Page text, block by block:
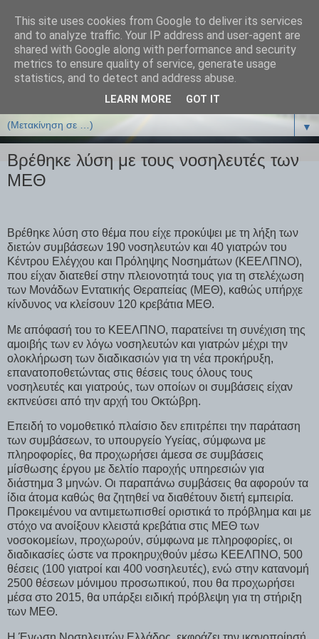
ΒΙΟΛΟΓΙΑonline.gr
Online Μαθήματα Βιολογίας
▼
Βρέθηκε λύση με τους νοσηλευτές των
ΜΕΘ
Βρέθηκε λύση στο θέμα που είχε προκύψει με τη λήξη των
διετών συμβάσεων 190 νοσηλευτών και 40 γιατρών του
Κέντρου Ελέγχου και Πρόληψης Νοσημάτων (ΚΕΕΛΠΝΟ),
που είχαν διατεθεί στην πλειονοτητά τους για τη στελέχωση
των Μονάδων Εντατικής Θεραπείας (ΜΕΘ), καθώς υπήρχε
κίνδυνος να κλείσουν 120 κρεβάτια ΜΕΘ.
Με απόφασή του το ΚΕΕΛΠΝΟ, παρατείνει τη συνέχιση της
αμοιβής των εν λόγω νοσηλευτών και γιατρών μέχρι την
ολοκλήρωση των διαδικασιών για τη νέα προκήρυξη,
επανατοποθετώντας στις θέσεις τους όλους τους
νοσηλευτές και γιατρούς, των οποίων οι συμβάσεις είχαν
εκπνεύσει από την αρχή του Οκτώβρη.
Επειδή το νομοθετικό πλαίσιο δεν επιτρέπει την παράταση
των συμβάσεων, το υπουργείο Υγείας, σύμφωνα με
πληροφορίες, θα προχωρήσει άμεσα σε συμβάσεις
μίσθωσης έργου με δελτίο παροχής υπηρεσιών για
διάστημα 3 μηνών. Οι παραπάνω συμβάσεις θα αφορούν τα
ίδια άτομα καθώς θα ζητηθεί να διαθέτουν διετή εμπειρία.
Προκειμένου να αντιμετωπισθεί οριστικά το πρόβλημα και με
στόχο να ανοίξουν κλειστά κρεβάτια στις ΜΕΘ των
νοσοκομείων, προχωρούν, σύμφωνα με πληροφορίες, οι
διαδικασίες ώστε να προκηρυχθούν μέσω ΚΕΕΛΠΝΟ, 500
θέσεις (100 γιατροί και 400 νοσηλευτές), ενώ στην κατανομή
2500 θέσεων μόνιμου προσωπικού, που θα προχωρήσει
μέσα στο 2015, θα υπάρξει ειδική πρόβλεψη για τη στήριξη
των ΜΕΘ.
This site uses cookies from Google to deliver its services
and to analyze traffic. Your IP address and user-agent are
shared with Google along with performance and security
metrics to ensure quality of service, generate usage
statistics, and to detect and address abuse.
LEARN MORE GOT IT